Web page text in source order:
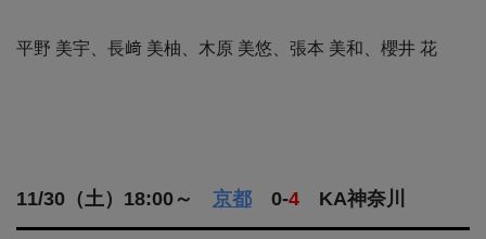
平野 美宇、長﨑 美柚、木原 美悠、張本 美和、櫻井 花
11/30（土）18:00～ 京都 0-4 KA神奈川